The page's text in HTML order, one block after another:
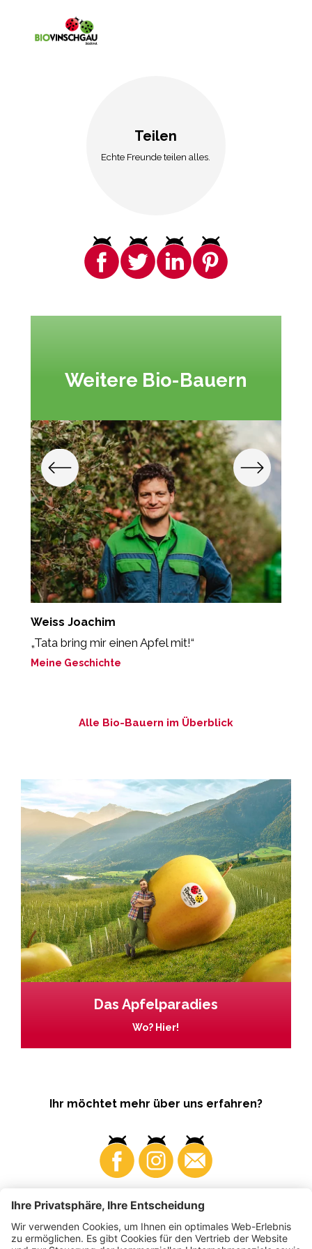
Teilen
Echte Freunde teilen alles.
Weitere Bio-Bauern
Weiss Joachim
„Tata bring mir einen Apfel mit!“
Meine Geschichte
Alle Bio-Bauern im Überblick
Das Apfelparadies
Wo? Hier!
Ihr möchtet mehr über uns erfahren?
Business Produzenten